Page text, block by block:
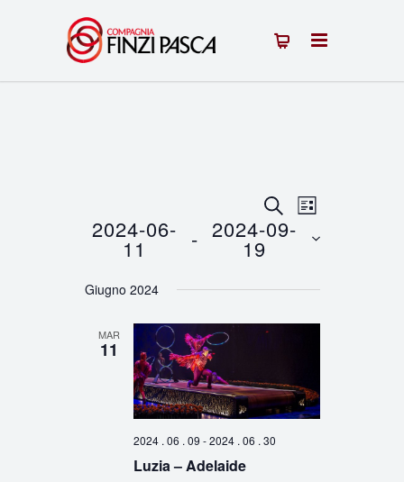
Eventi
Ricerca
e
viste
CERCAEvento
Viste
LISTA
2024-06-
11 - 2024-09-
19
la
Giugno 2024
MAR
11
2024 . 06 . 09 -2024 . 06 . 30
Luzia – Adelaide